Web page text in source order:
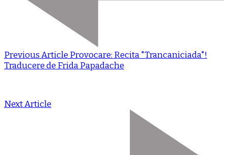
Previous Article Provocare: Recita "Trancaniciada"!
Traducere de Frida Papadache
Next Article